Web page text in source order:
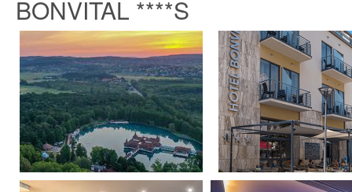
BONVITAL ****S